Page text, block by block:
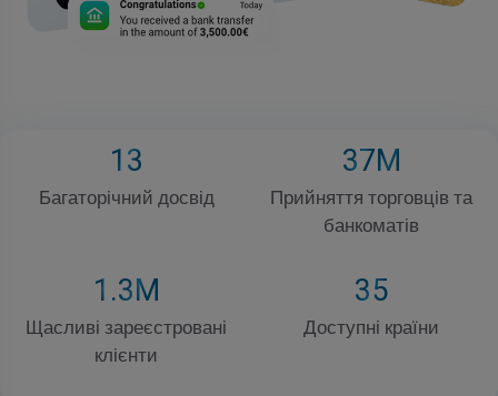
13
Багаторічний досвід
37M
Прийняття торговців та
банкоматів
1.3M
Щасливі зареєстровані
клієнти
35
Доступні країни